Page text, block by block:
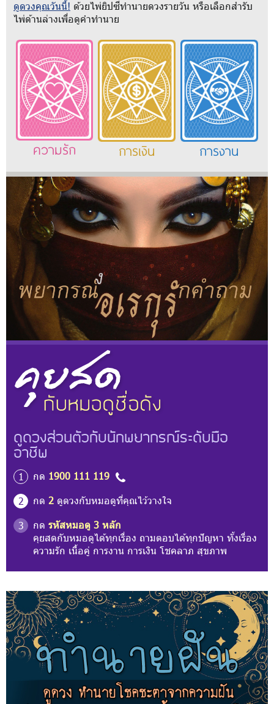
ดูดวงคุณวันนี้! ด้วยไพ่ยิปซีทำนายดวงรายวัน หรือเลือกสำรับ
ไพ่ด้านล่างเพื่อดูคำทำนาย
ความรัก การเงิน การงาน
ดูดวงส่วนตัวกับนักพยากรณ์ระดับมือ
อาชีพ
1 กด 1900 111 119
2
กด 2 ดูดวงกับหมอดูที่คุณไว้วางใจ
3
กด รหัสหมอดู 3 หลัก
คุยสดกับหมอดูได้ทุกเรื่อง ถามตอบได้ทุกปัญหา ทั้งเรื่อง
ความรัก เนื้อคู่ การงาน การเงิน โชคลาภ สุขภาพ